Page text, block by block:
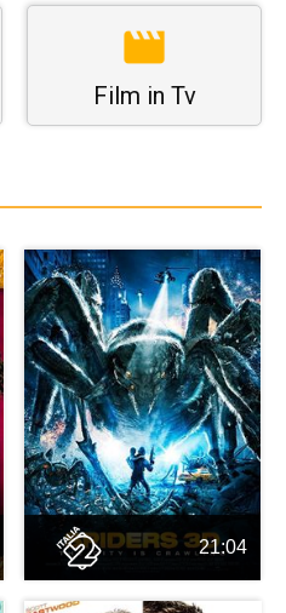
Film in Tv
21:04